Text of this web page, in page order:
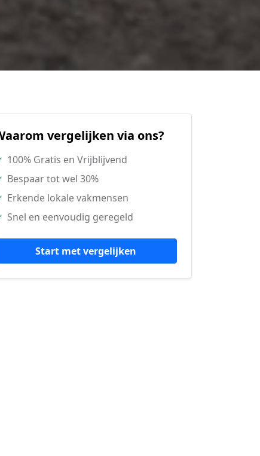
vergelijken via ons?
100% Gratis en Vrijblijvend
Bespaar tot wel 30%
Erkende lokale vakmensen
Snel en eenvoudig geregeld
Start met vergelijken